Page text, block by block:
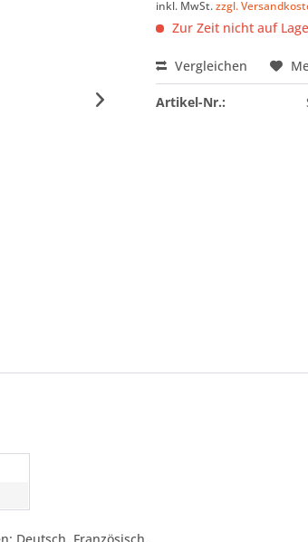
inkl. MwSt.zzgl.
Zur Zeit nicht auf
Vergleichen
Artikel-Nr.: